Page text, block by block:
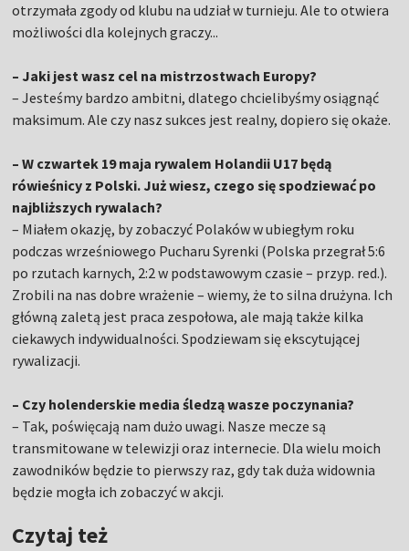
otrzymała zgody od klubu na udział w turnieju. Ale to otwiera
możliwości dla kolejnych graczy...
– Jaki jest wasz cel na mistrzostwach Europy?
– Jesteśmy bardzo ambitni, dlatego chcielibyśmy osiągnąć
maksimum. Ale czy nasz sukces jest realny, dopiero się okaże.
– W czwartek 19 maja rywalem Holandii U17 będą
rówieśnicy z Polski. Już wiesz, czego się spodziewać po
najbliższych rywalach?
– Miałem okazję, by zobaczyć Polaków w ubiegłym roku
podczas wrześniowego Pucharu Syrenki (Polska przegrał 5:6
po rzutach karnych, 2:2 w podstawowym czasie – przyp. red.).
Zrobili na nas dobre wrażenie – wiemy, że to silna drużyna. Ich
główną zaletą jest praca zespołowa, ale mają także kilka
ciekawych indywidualności. Spodziewam się ekscytującej
rywalizacji.
– Czy holenderskie media śledzą wasze poczynania?
– Tak, poświęcają nam dużo uwagi. Nasze mecze są
transmitowane w telewizji oraz internecie. Dla wielu moich
zawodników będzie to pierwszy raz, gdy tak duża widownia
będzie mogła ich zobaczyć w akcji.
Czytaj też